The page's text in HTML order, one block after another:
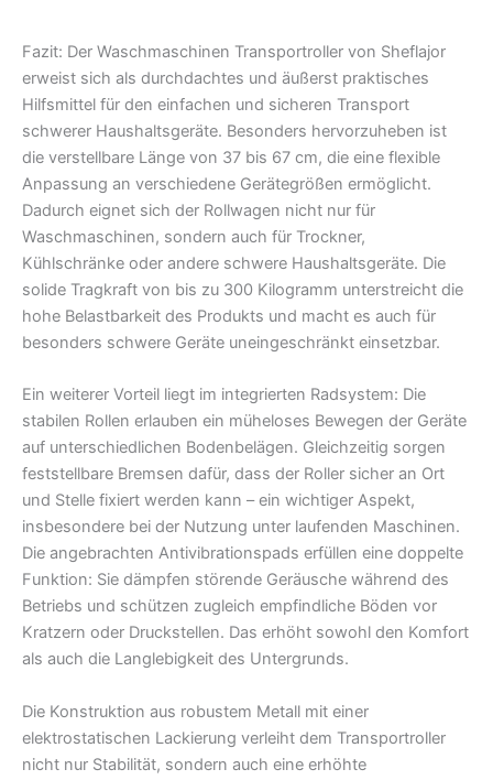
Fazit: Der Waschmaschinen Transportroller von Sheflajor
erweist sich als durchdachtes und äußerst praktisches
Hilfsmittel für den einfachen und sicheren Transport
schwerer Haushaltsgeräte. Besonders hervorzuheben ist
die verstellbare Länge von 37 bis 67 cm, die eine flexible
Anpassung an verschiedene Gerätegrößen ermöglicht.
Dadurch eignet sich der Rollwagen nicht nur für
Waschmaschinen, sondern auch für Trockner,
Kühlschränke oder andere schwere Haushaltsgeräte. Die
solide Tragkraft von bis zu 300 Kilogramm unterstreicht die
hohe Belastbarkeit des Produkts und macht es auch für
besonders schwere Geräte uneingeschränkt einsetzbar.
Ein weiterer Vorteil liegt im integrierten Radsystem: Die
stabilen Rollen erlauben ein müheloses Bewegen der Geräte
auf unterschiedlichen Bodenbelägen. Gleichzeitig sorgen
feststellbare Bremsen dafür, dass der Roller sicher an Ort
und Stelle fixiert werden kann – ein wichtiger Aspekt,
insbesondere bei der Nutzung unter laufenden Maschinen.
Die angebrachten Antivibrationspads erfüllen eine doppelte
Funktion: Sie dämpfen störende Geräusche während des
Betriebs und schützen zugleich empfindliche Böden vor
Kratzern oder Druckstellen. Das erhöht sowohl den Komfort
als auch die Langlebigkeit des Untergrunds.
Die Konstruktion aus robustem Metall mit einer
elektrostatischen Lackierung verleiht dem Transportroller
nicht nur Stabilität, sondern auch eine erhöhte